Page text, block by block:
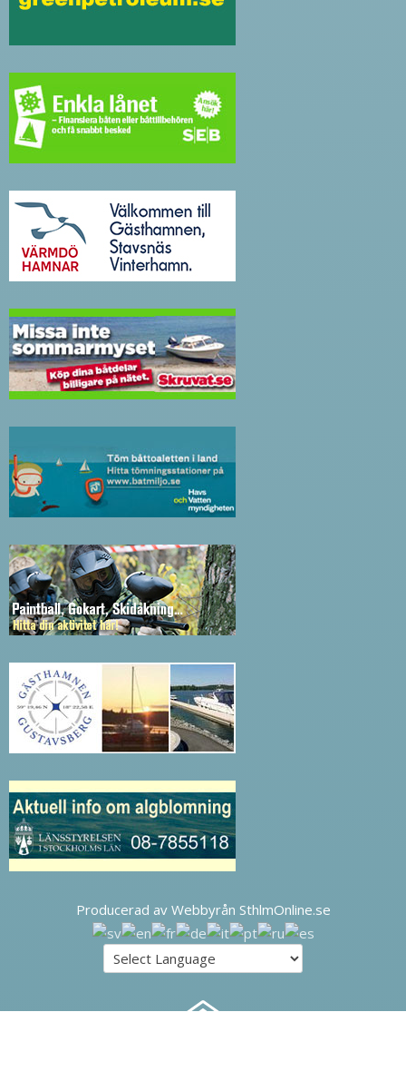
Producerad av Webbyrån SthlmOnline.se